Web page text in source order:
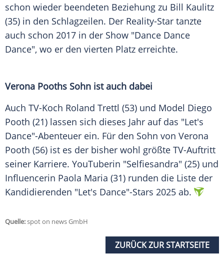
schon wieder beendeten Beziehung zu Bill Kaulitz
(35) in den Schlagzeilen. Der Reality-Star tanzte
auch schon 2017 in der Show "Dance Dance
Dance", wo er den vierten Platz erreichte.
Verona Pooths Sohn ist auch dabei
Auch TV-Koch Roland Trettl (53) und Model Diego
Pooth (21) lassen sich dieses Jahr auf das "Let's
Dance"-Abenteuer ein. Für den Sohn von Verona
Pooth (56) ist es der bisher wohl größte TV-Auftritt
seiner Karriere. YouTuberin "Selfiesandra" (25) und
Influencerin Paola Maria (31) runden die Liste der
Kandidierenden "Let's Dance"-Stars 2025 ab.
Quelle:spot on news GmbH
ZURÜCK ZUR STARTSEITE